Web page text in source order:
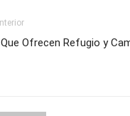
Ofrecen Refugio y